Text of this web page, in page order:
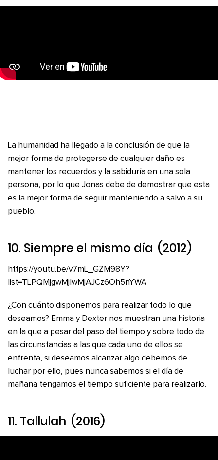
La humanidad ha llegado a la conclusión de que la
mejor forma de protegerse de cualquier daño es
mantener los recuerdos y la sabiduría en una sola
persona, por lo que Jonas debe de demostrar que esta
es la mejor forma de seguir manteniendo a salvo a su
pueblo.
10. Siempre el mismo día (2012)
https://youtu.be/v7mL_GZM98Y?
list=TLPQMjgwMjIwMjAJCz6Oh5nYWA
¿Con cuánto disponemos para realizar todo lo que
deseamos? Emma y Dexter nos muestran una historia
en la que a pesar del paso del tiempo y sobre todo de
las circunstancias a las que cada uno de ellos se
enfrenta, si deseamos alcanzar algo debemos de
luchar por ello, pues nunca sabemos si el día de
mañana tengamos el tiempo suficiente para realizarlo.
11. Tallulah (2016)